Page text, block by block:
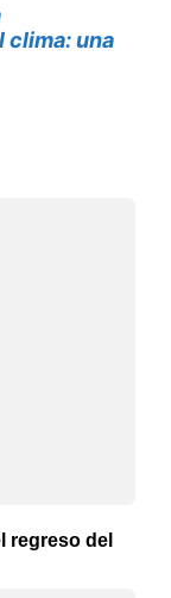
clima: una
regreso del